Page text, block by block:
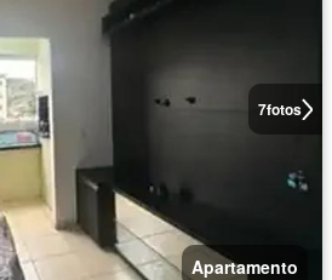
7fotos
Apartamento